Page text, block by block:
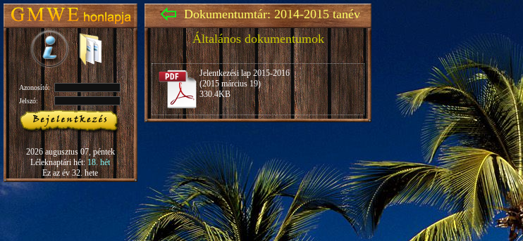
Azonosító:
Jelszó:
2026 augusztus 07, péntek
Léleknaptári hét:18. hét
Ez az év 32. hete
Dokumentumtár: 2014-2015 tanév
Általános dokumentumok
Jelentkezési lap 2015-2016
(2015 március 19)
330.4KB